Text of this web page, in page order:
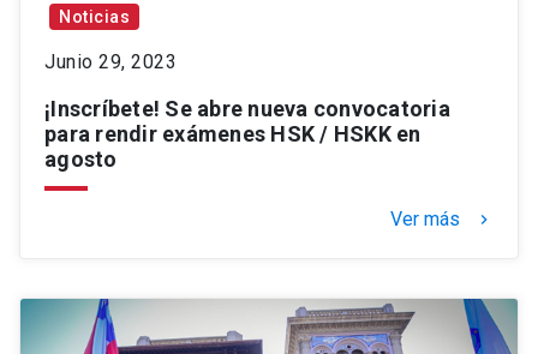
Noticias
Junio 29, 2023
¡Inscríbete! Se abre nueva convocatoria
para rendir exámenes HSK / HSKK en
agosto
Ver más keyboard_arrow_right